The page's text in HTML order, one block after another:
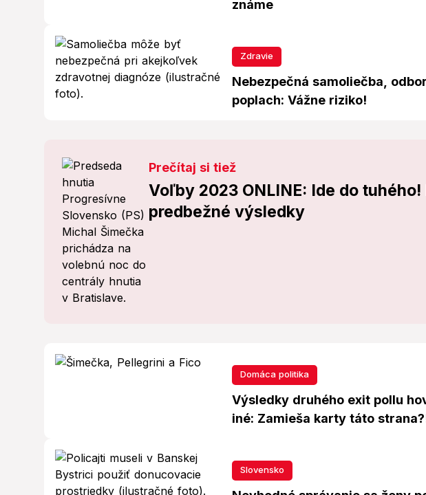
známe
Zdravie
Nebezpečná samoliečba,
poplach: Vážne riziko!
Prečítaj si tiež
Voľby 2023 ONLINE: Ide do
predbežné výsledky
Domáca politika
Výsledky druhého exit pollu
iné: Zamieša karty táto
Slovensko